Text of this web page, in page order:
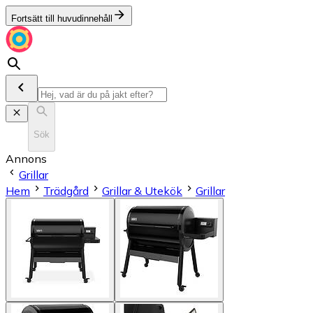
Fortsätt till huvudinnehåll
Sök
Annons
Grillar
Hem
Trädgård Grillar & Utekök Grillar